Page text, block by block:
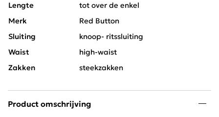
Lengte
tot over de enkel
Merk
Red Button
Sluiting
knoop- ritssluiting
Waist
high-waist
Zakken
steekzakken
Product omschrijving